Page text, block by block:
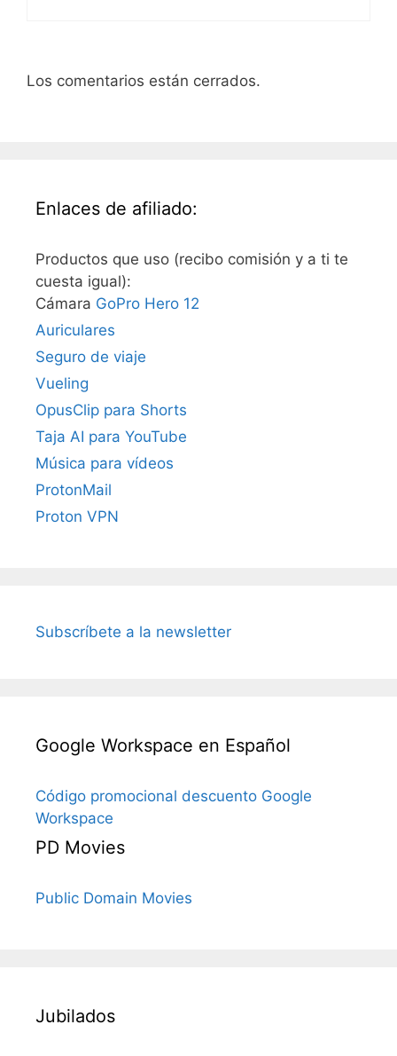
Los comentarios están cerrados.
Enlaces de afiliado:
Productos que uso (recibo comisión y a ti te
cuesta igual):
Cámara GoPro Hero 12
Auriculares
Seguro de viaje
Vueling
OpusClip para Shorts
Taja AI para YouTube
Música para vídeos
ProtonMail
Proton VPN
Subscríbete a la newsletter
Google Workspace en Español
Código promocional descuento Google
Workspace
PD Movies
Public Domain Movies
Jubilados